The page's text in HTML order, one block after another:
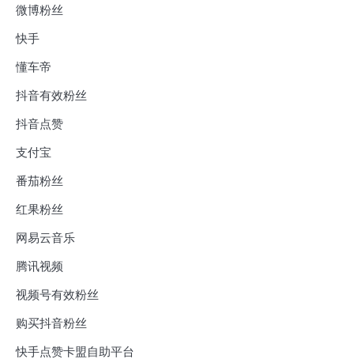
微博粉丝
快手
懂车帝
抖音有效粉丝
抖音点赞
支付宝
番茄粉丝
红果粉丝
网易云音乐
腾讯视频
视频号有效粉丝
购买抖音粉丝
快手点赞卡盟自助平台